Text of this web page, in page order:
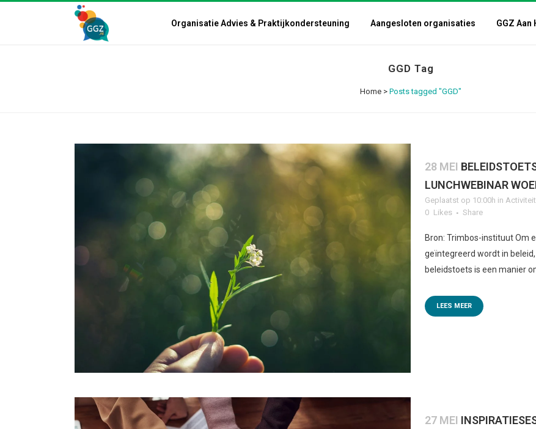
Organisatie Advies & Praktijkondersteuning Aangesloten organisaties GGZ Aan
GGD Tag
Home > Posts tagged "GGD"
28 MEI
LUNCHWEBINAR
Geplaatst op 10:00h in
0 Likes Share
Bron: Trimbos-instituut Om
geïntegreerd wordt in
beleidstoets is een manier
LEES MEER
27 MEI